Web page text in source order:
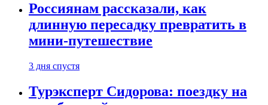
Россиянам рассказали, как
длинную пересадку превратить в
мини-путешествие
3 дня спустя
Турэксперт Сидорова: поездку на